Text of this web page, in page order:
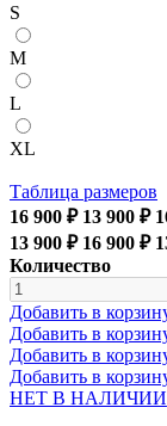
S
M
L
XL
Таблица размеров
16 900 ₽ 13 900 ₽
13 900 ₽ 16 900 ₽
Количество
Добавить в
Добавить в
Добавить в
Добавить в
НЕТ В НАЛИЧИИ